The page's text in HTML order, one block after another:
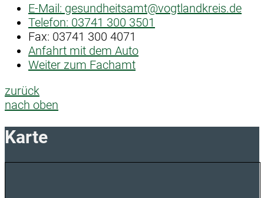
E-Mail: gesundheitsamt@vogtlandkreis.de
Telefon: 03741 300 3501
Fax: 03741 300 4071
Anfahrt mit dem Auto
Weiter zum Fachamt
zurück
nach oben
Karte